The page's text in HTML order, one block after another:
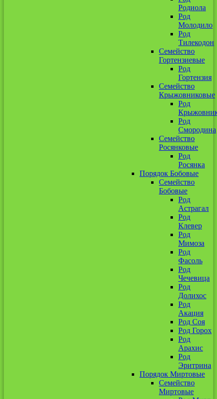
Родиола
Род
Молодило
Род
Тилекодон
Семейство
Гортензиевые
Род
Гортензия
Семейство
Крыжовниковые
Род
Род
Смородина
Семейство
Росянковые
Род
Росянка
Порядок Бобовые
Семейство
Бобовые
Род
Астрагал
Род
Клевер
Род
Мимоза
Род
Фасоль
Род
Чечевица
Род
Долихос
Род
Акация
Род Соя
Род Горох
Род
Арахис
Род
Эритрина
Порядок Миртовые
Семейство
Миртовые